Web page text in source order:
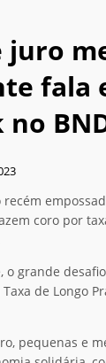
juro
fala
coro por
o grande
de Longo
pequenas e